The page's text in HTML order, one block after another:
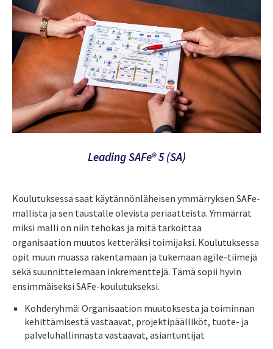
Leading SAFe® 5 (SA)
Koulutuksessa saat käytännönläheisen ymmärryksen SAFe-
mallista ja sen taustalle olevista periaatteista. Ymmärrät
miksi malli on niin tehokas ja mitä tarkoittaa
organisaation muutos ketteräksi toimijaksi. Koulutuksessa
opit muun muassa rakentamaan ja tukemaan agile-tiimejä
sekä suunnittelemaan inkrementtejä. Tämä sopii hyvin
ensimmäiseksi SAFe-koulutukseksi.
Kohderyhmä: Organisaation muutoksesta ja toiminnan
kehittämisestä vastaavat, projektipäälliköt, tuote- ja
palveluhallinnasta vastaavat, asiantuntijat